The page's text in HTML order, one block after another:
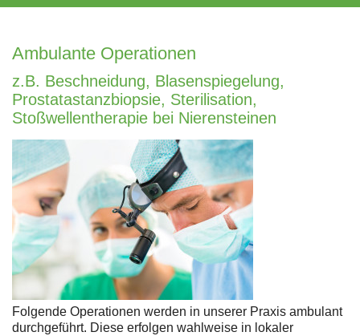
Ambulante Operationen
z.B. Beschneidung, Blasenspiegelung,
Prostatastanzbiopsie, Sterilisation,
Stoßwellentherapie bei Nierensteinen
Folgende Operationen werden in unserer Praxis ambulant
durchgeführt. Diese erfolgen wahlweise in lokaler